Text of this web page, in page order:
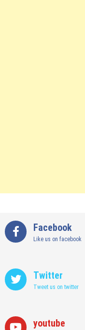
Facebook
Like us on facebook
Twitter
Tweet us on twitter
youtube